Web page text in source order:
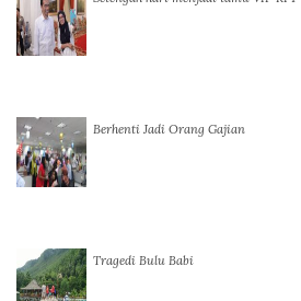
Berhenti Jadi Orang Gajian
Tragedi Bulu Babi